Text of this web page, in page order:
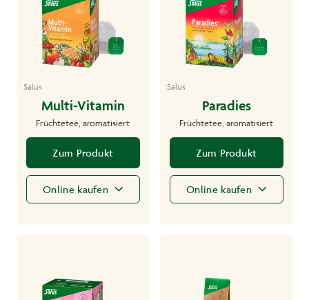
Salus
Multi-Vitamin
Früchtetee, aromatisiert
Zum Produkt
Online kaufen
Salus
Paradies
Früchtetee, aromatisiert
Zum Produkt
Online kaufen